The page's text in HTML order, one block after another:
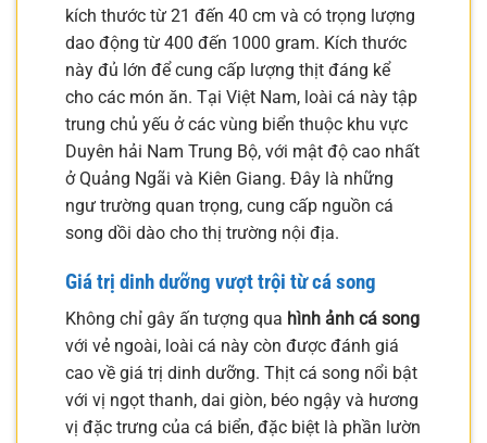
kích thước từ 21 đến 40 cm và có trọng lượng
dao động từ 400 đến 1000 gram. Kích thước
này đủ lớn để cung cấp lượng thịt đáng kể
cho các món ăn. Tại Việt Nam, loài cá này tập
trung chủ yếu ở các vùng biển thuộc khu vực
Duyên hải Nam Trung Bộ, với mật độ cao nhất
ở Quảng Ngãi và Kiên Giang. Đây là những
ngư trường quan trọng, cung cấp nguồn cá
song dồi dào cho thị trường nội địa.
Giá trị dinh dưỡng vượt trội từ cá song
Không chỉ gây ấn tượng qua hình ảnh cá song
với vẻ ngoài, loài cá này còn được đánh giá
cao về giá trị dinh dưỡng. Thịt cá song nổi bật
với vị ngọt thanh, dai giòn, béo ngậy và hương
vị đặc trưng của cá biển, đặc biệt là phần lườn